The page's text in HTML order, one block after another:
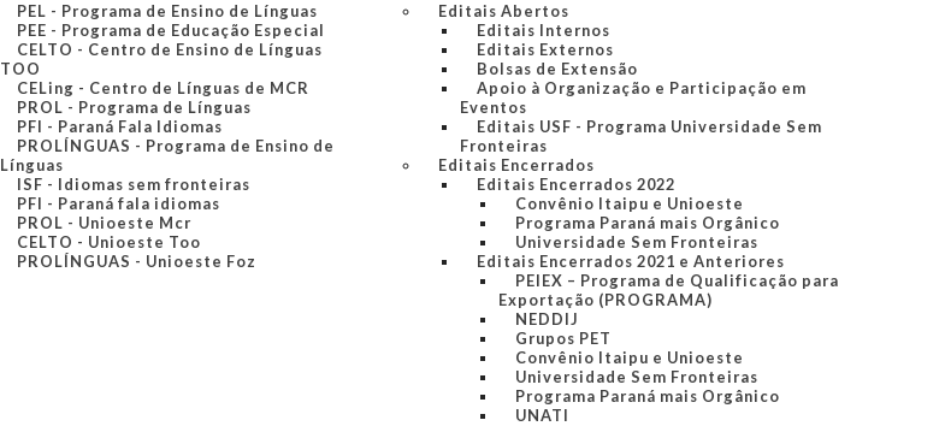
PEL - Programa de Ensino de Línguas
PEE - Programa de Educação Especial
CELTO - Centro de Ensino de Línguas
TOO
CELing - Centro de Línguas de MCR
PROL - Programa de Línguas
PFI - Paraná Fala Idiomas
PROLÍNGUAS - Programa de Ensino de
Línguas
ISF - Idiomas sem fronteiras
PFI - Paraná fala idiomas
PROL - Unioeste Mcr
CELTO - Unioeste Too
PROLÍNGUAS - Unioeste Foz
Editais Abertos
Editais Internos
Editais Externos
Bolsas de Extensão
Apoio à Organização e Participação em
Eventos
Editais USF - Programa Universidade Sem
Fronteiras
Editais Encerrados
Editais Encerrados 2022
Convênio Itaipu e Unioeste
Programa Paraná mais Orgânico
Universidade Sem Fronteiras
Editais Encerrados 2021 e Anteriores
PEIEX – Programa de Qualificação para
Exportação (PROGRAMA)
NEDDIJ
Grupos PET
Convênio Itaipu e Unioeste
Universidade Sem Fronteiras
Programa Paraná mais Orgânico
UNATI